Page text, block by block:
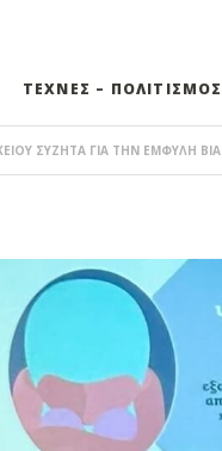
ΤΕΧΝΕΣ – ΠΟΛΙΤΙΣΜΟΣ
ΣΥΖΗΤΑ ΓΙΑ ΤΗΝ ΕΜΦΥΛΗ ΒΙΑ